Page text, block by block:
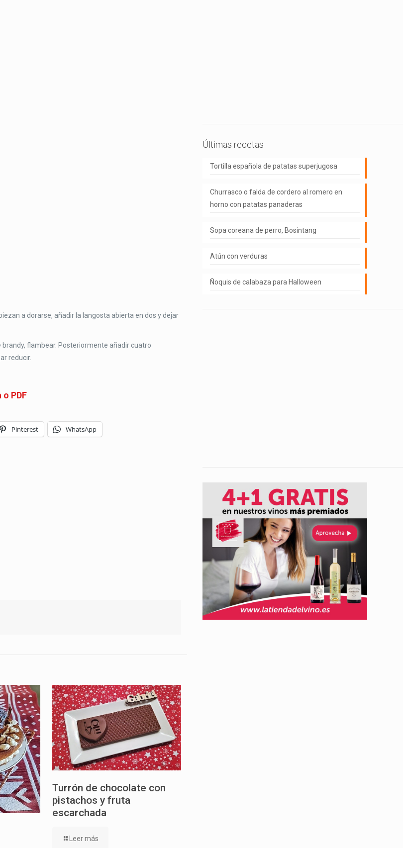
a dorarse, añadir la langosta abierta en dos y dejar
flambear. Posteriormente añadir cuatro
reducir.
PDF
Pinterest WhatsApp
Turrón de chocolate con
pistachos y fruta
escarchada
Leer más
Últimas recetas
Tortilla española de patatas superjugosa
Churrasco o falda de cordero al romero en
horno con patatas panaderas
Sopa coreana de perro, Bosintang
Atún con verduras
Ñoquis de calabaza para Halloween